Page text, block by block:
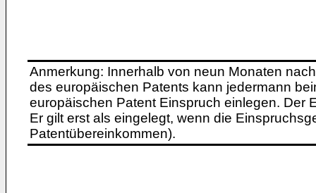
Anmerkung: Innerhalb von neun Monaten
des europäischen Patents kann jedermann
europäischen Patent Einspruch einlegen. Der
Er gilt erst als eingelegt, wenn die
Patentübereinkommen).